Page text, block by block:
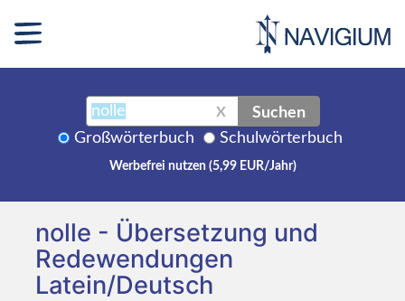
X Suchen
Großwörterbuch Schulwörterbuch
Werbefrei nutzen (5,99 EUR/Jahr)
nolle - Übersetzung und
Redewendungen
Latein/Deutsch